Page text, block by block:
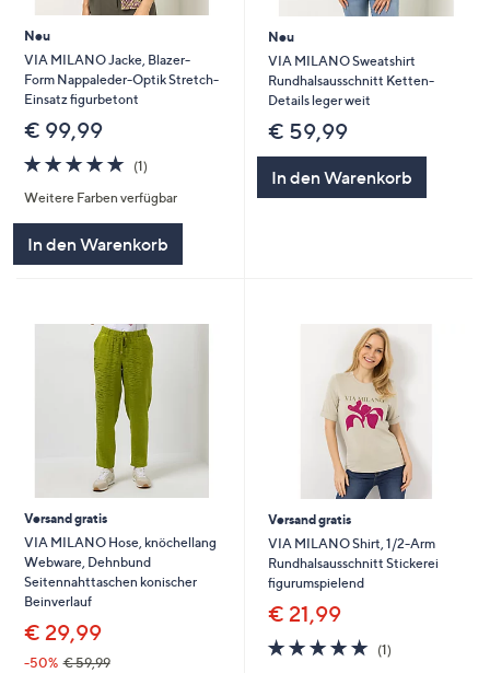
Neu
VIA MILANO Jacke, Blazer-
Form Nappaleder-Optik Stretch-
Einsatz figurbetont
€ 99,99
5.0
von
5
(1)1
Weitere Farben verfügbar
In den Warenkorb
Neu
VIA MILANO Sweatshirt
Rundhalsausschnitt Ketten-
Details leger weit
€ 59,99
In den Warenkorb
Versand gratis
VIA MILANO Hose, knöchellang
Webware, Dehnbund
Seitennahttaschen konischer
Beinverlauf
€ 29,99
-50% € 59,99
Versand gratis
VIA MILANO Shirt, 1/2-Arm
Rundhalsausschnitt Stickerei
figurumspielend
€ 21,99
5.0
von
(1)1